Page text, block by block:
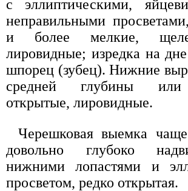
с эллиптическими,
неправильными
и более мелкие,
лировидные; изредка на дне
шпорец (зубец). Нижние
средней глубины или
открытые, лировидные.
Черешковая выемка
довольно глубоко
нижними лопастями и
просветом, редко открытая.